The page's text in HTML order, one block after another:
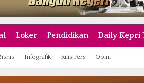
Loker Pendidikan Daily Kepri
Infografik Rilis Pers Opini